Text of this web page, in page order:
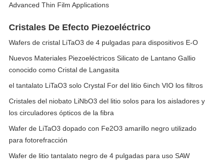
Advanced Thin Film Applications
Cristales De Efecto Piezoeléctrico
Wafers de cristal LiTaO3 de 4 pulgadas para dispositivos E-O
Nuevos Materiales Piezoeléctricos Silicato de Lantano Gallio
conocido como Cristal de Langasita
el tantalato LiTaO3 solo Crystal For del litio 6inch VIO los filtros
Cristales del niobato LiNbO3 del litio solos para los aisladores y
los circuladores ópticos de la fibra
Wafer de LiTaO3 dopado con Fe2O3 amarillo negro utilizado
para fotorefracción
Wafer de litio tantalato negro de 4 pulgadas para uso SAW